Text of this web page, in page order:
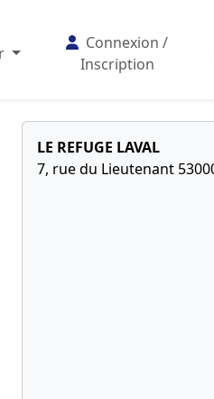
Connexion /
Inscription
LE REFUGE LAVAL
7, rue du Lieutenant